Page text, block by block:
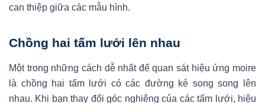
can thiệp giữa các mẫu hình.
Chồng hai tấm lưới lên nhau
Một trong những cách dễ nhất để quan sát hiệu ứng moire
là chồng hai tấm lưới có các đường kẻ song song lên
nhau. Khi bạn thay đổi góc nghiêng của các tấm lưới, hiệu